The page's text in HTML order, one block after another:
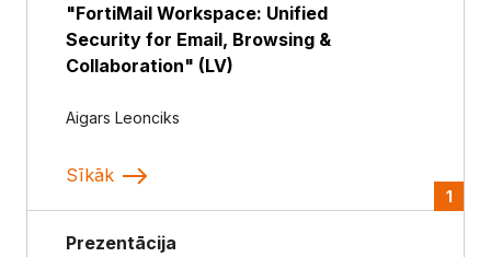
"FortiMail Workspace: Unified
Security for Email, Browsing &
Collaboration" (LV)
Aigars Leonciks
Sīkāk
1
Prezentācija